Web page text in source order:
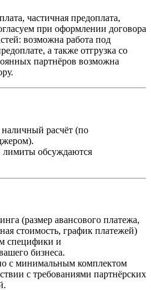
частичная предоплата,
при оформлении договора
возможна работа под
а также отгрузка со
партнёров возможна
расчёт (по
лимиты обсуждаются
(размер авансового платежа,
стоимость, график платежей)
специфики и
бизнеса.
с минимальным комплектом
с требованиями партнёрских